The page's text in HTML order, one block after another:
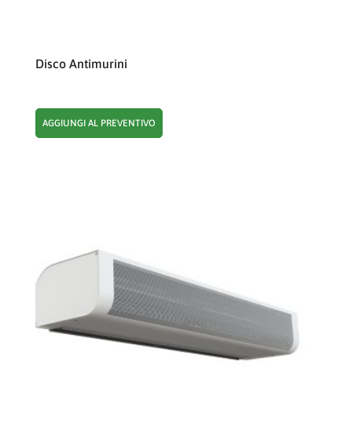
Disco Antimurini
AGGIUNGI AL PREVENTIVO